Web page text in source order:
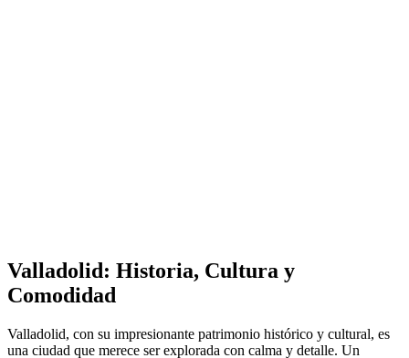
Valladolid: Historia, Cultura y
Comodidad
Valladolid, con su impresionante patrimonio histórico y cultural, es
una ciudad que merece ser explorada con calma y detalle. Un